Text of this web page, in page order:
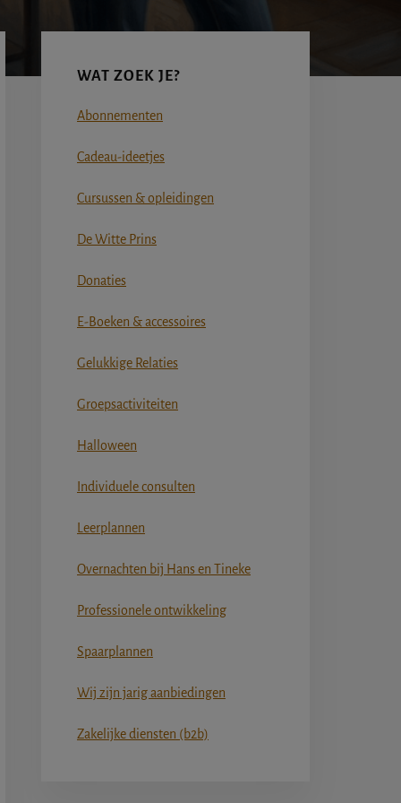
Sidebar
WAT ZOEK JE?
Abonnementen
Cadeau-ideetjes
Cursussen & opleidingen
De Witte Prins
Donaties
E-Boeken & accessoires
Gelukkige Relaties
Groepsactiviteiten
Halloween
Individuele consulten
Leerplannen
Overnachten bij Hans en Tineke
Professionele ontwikkeling
Spaarplannen
Wij zijn jarig aanbiedingen
Zakelijke diensten (b2b)